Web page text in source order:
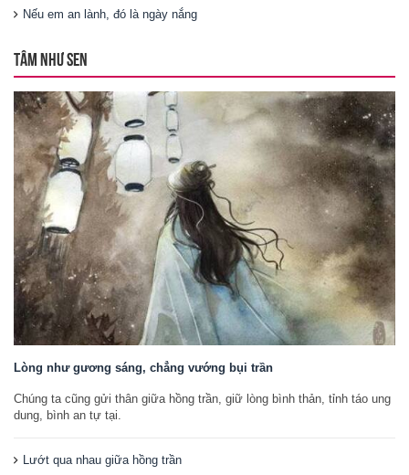
Nếu em an lành, đó là ngày nắng
TÂM NHƯ SEN
Lòng như gương sáng, chẳng vướng bụi trần
Chúng ta cũng gửi thân giữa hồng trần, giữ lòng bình thản, tỉnh táo ung
dung, bình an tự tại.
Lướt qua nhau giữa hồng trần